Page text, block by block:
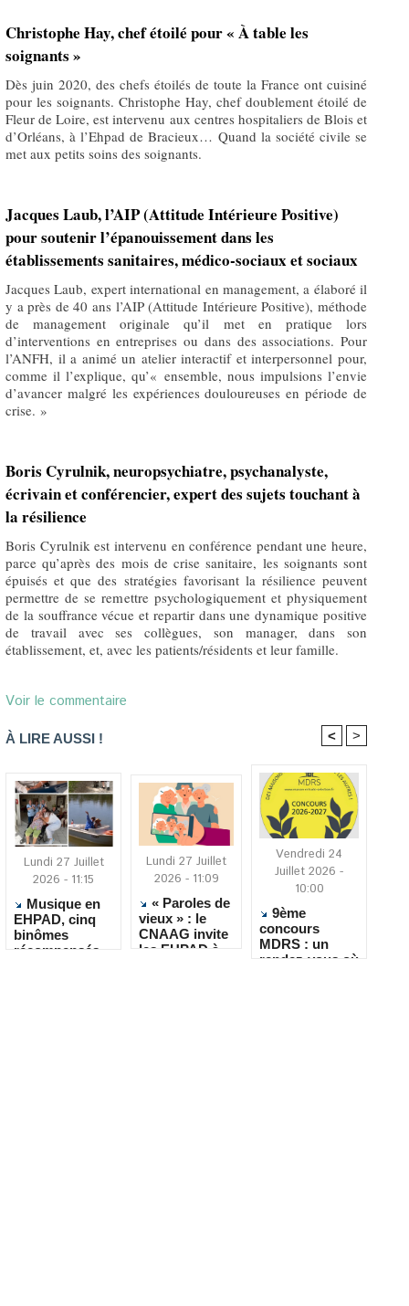
Christophe Hay, chef étoilé pour « À table les
soignants »
Dès juin 2020, des chefs étoilés de toute la France ont cuisiné
pour les soignants. Christophe Hay, chef doublement étoilé de
Fleur de Loire, est intervenu aux centres hospitaliers de Blois et
d’Orléans, à l’Ehpad de Bracieux… Quand la société civile se
met aux petits soins des soignants.
Jacques Laub, l’AIP (Attitude Intérieure Positive)
pour soutenir l’épanouissement dans les
établissements sanitaires, médico-sociaux et sociaux
Jacques Laub, expert international en management, a élaboré il
y a près de 40 ans l’AIP (Attitude Intérieure Positive), méthode
de management originale qu’il met en pratique lors
d’interventions en entreprises ou dans des associations. Pour
l’ANFH, il a animé un atelier interactif et interpersonnel pour,
comme il l’explique, qu’« ensemble, nous impulsions l’envie
d’avancer malgré les expériences douloureuses en période de
crise. »
Boris Cyrulnik, neuropsychiatre, psychanalyste,
écrivain et conférencier, expert des sujets touchant à
la résilience
Boris Cyrulnik est intervenu en conférence pendant une heure,
parce qu’après des mois de crise sanitaire, les soignants sont
épuisés et que des stratégies favorisant la résilience peuvent
permettre de se remettre psychologiquement et physiquement
de la souffrance vécue et repartir dans une dynamique positive
de travail avec ses collègues, son manager, dans son
établissement, et, avec les patients/résidents et leur famille.
Voir le commentaire
À LIRE AUSSI ! < >
Lundi 27 Juillet
2026 - 11:15
Musique en
EHPAD, cinq
binômes
récompensés
Lundi 27 Juillet
2026 - 11:09
« Paroles de
vieux » : le
CNAAG invite
les EHPAD à
Vendredi 24
Juillet 2026 -
10:00
9ème
concours
MDRS : un
rendez-vous où